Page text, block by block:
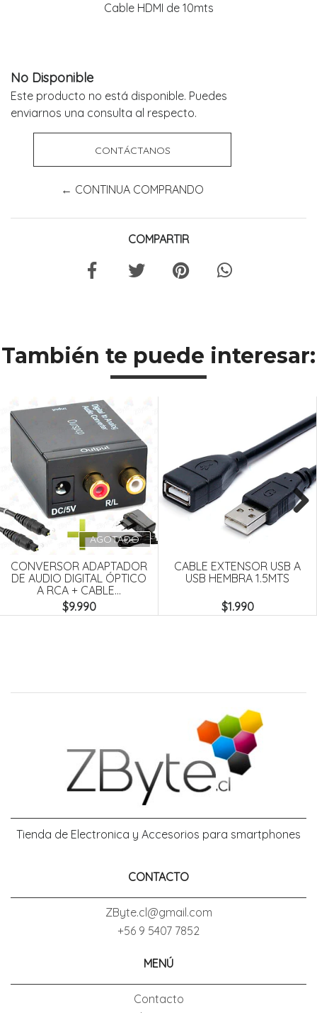
Cable HDMI de 10mts
No Disponible
Este producto no está disponible. Puedes
enviarnos una consulta al respecto.
CONTÁCTANOS
← CONTINUA COMPRANDO
COMPARTIR
También te puede interesar:
AGOTADO
CONVERSOR ADAPTADOR
DE AUDIO DIGITAL ÓPTICO
A RCA + CABLE...
$9.990
CABLE EXTENSOR USB A
USB HEMBRA 1.5MTS
$1.990
Tienda de Electronica y Accesorios para smartphones
CONTACTO
ZByte.cl@gmail.com
+56 9 5407 7852
MENÚ
Contacto